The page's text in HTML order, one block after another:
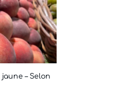
– Selon